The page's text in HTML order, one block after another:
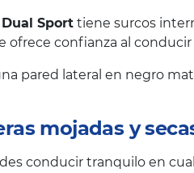
Sport tiene surcos
ofrece confianza al
pared lateral en negro
mojadas y
conducir tranquilo en